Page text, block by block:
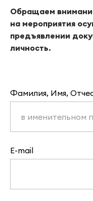
Обращаем
на мероприятия
предъявлении
личность.
Фамилия, Имя,
E-mail